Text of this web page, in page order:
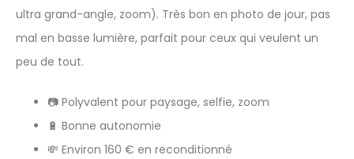
ultra grand-angle, zoom). Très bon en photo de jour, pas
mal en basse lumière, parfait pour ceux qui veulent un
peu de tout.
📷 Polyvalent pour paysage, selfie, zoom
🔋 Bonne autonomie
💸 Environ 160 € en reconditionné